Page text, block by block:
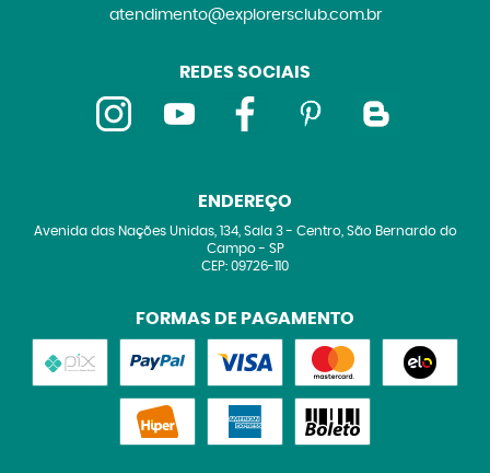
atendimento@explorersclub.com.br
REDES SOCIAIS
ENDEREÇO
Avenida das Nações Unidas, 134, Sala 3- Centro, São Bernardo do
Campo- SP
CEP: 09726-110
FORMAS DE PAGAMENTO